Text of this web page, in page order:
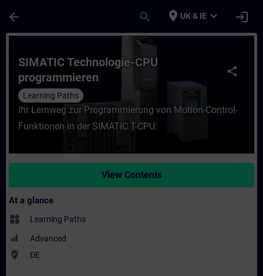
arrow_back search place UK & IE expand_more login
Course - SIMATIC Technologie-CPU
share
SIMATIC Technologie-CPU
programmieren
Learning Paths
Ihr Lernweg zur Programmierung von Motion-Control-
Funktionen in der SIMATIC T-CPU:
View Contents
At a glance
widgets Learning Paths
Advanced
where_to_vote DE